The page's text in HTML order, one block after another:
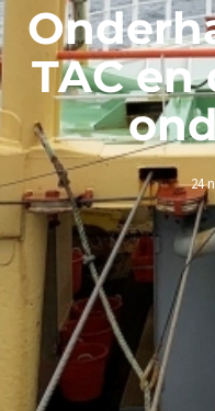
TAC en
24